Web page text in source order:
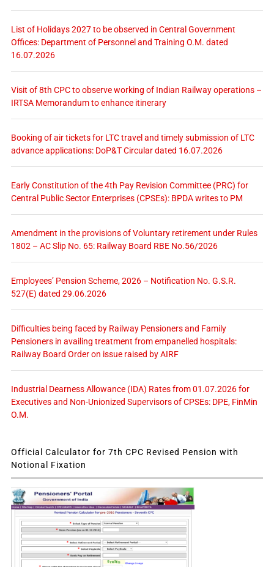
List of Holidays 2027 to be observed in Central Government
Offices: Department of Personnel and Training O.M. dated
16.07.2026
Visit of 8th CPC to observe working of Indian Railway operations –
IRTSA Memorandum to enhance itinerary
Booking of air tickets for LTC travel and timely submission of LTC
advance applications: DoP&T Circular dated 16.07.2026
Early Constitution of the 4th Pay Revision Committee (PRC) for
Central Public Sector Enterprises (CPSEs): BPDA writes to PM
Amendment in the provisions of Voluntary retirement under Rules
1802 – AC Slip No. 65: Railway Board RBE No.56/2026
Employees’ Pension Scheme, 2026 – Notification No. G.S.R.
527(E) dated 29.06.2026
Difficulties being faced by Railway Pensioners and Family
Pensioners in availing treatment from empanelled hospitals:
Railway Board Order on issue raised by AIRF
Industrial Dearness Allowance (IDA) Rates from 01.07.2026 for
Executives and Non-Unionized Supervisors of CPSEs: DPE, FinMin
O.M.
Official Calculator for 7th CPC Revised Pension with
Notional Fixation